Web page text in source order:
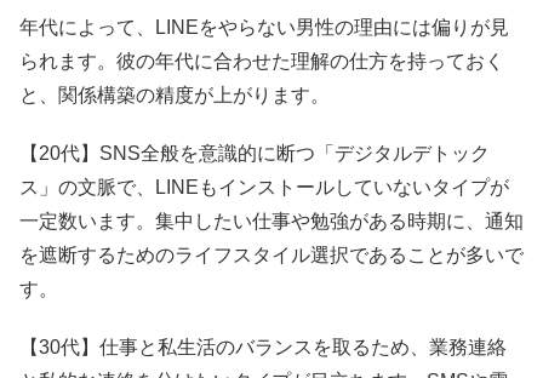
年代によって、LINEをやらない男性の理由には偏りが見
られます。彼の年代に合わせた理解の仕方を持っておく
と、関係構築の精度が上がります。
【20代】SNS全般を意識的に断つ「デジタルデトック
ス」の文脈で、LINEもインストールしていないタイプが
一定数います。集中したい仕事や勉強がある時期に、通知
を遮断するためのライフスタイル選択であることが多いで
す。
【30代】仕事と私生活のバランスを取るため、業務連絡